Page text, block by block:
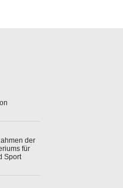
der
für
Sport